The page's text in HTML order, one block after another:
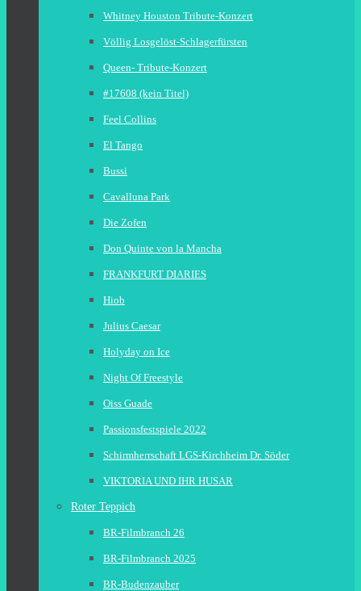
Whitney Houston Tribute-Konzert
Völlig Losgelöst-Schlagerfürsten
Queen- Tribute-Konzert
#17608 (kein Titel)
Feel Collins
El Tango
Bussi
Cavalluna Park
Die Zofen
Don Quinte von la Mancha
FRANKFURT DIARIES
Hiob
Julius Caesar
Holyday on Ice
Night Of Freestyle
Oiss Guade
Passionsfestspiele 2022
Schirmherrschaft LGS-Kirchheim Dr. Söder
VIKTORIA UND IHR HUSAR
Roter Teppich
BR-Filmbranch 26
BR-Filmbranch 2025
BR-Budenzauber